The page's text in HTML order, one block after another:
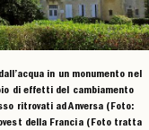
in un monumento nel
di effetti del cambiamento
ritrovati ad Anversa (Foto:
della Francia (Foto tratta